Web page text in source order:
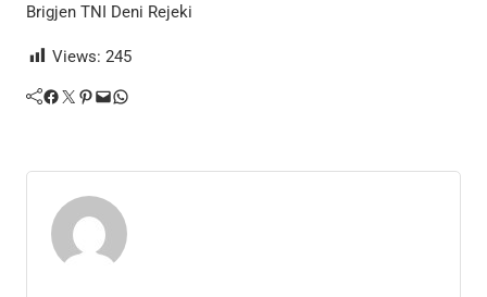
Brigjen TNI Deni Rejeki
Views: 245
Facebook Twitter Pinterest Mail WhatsApp